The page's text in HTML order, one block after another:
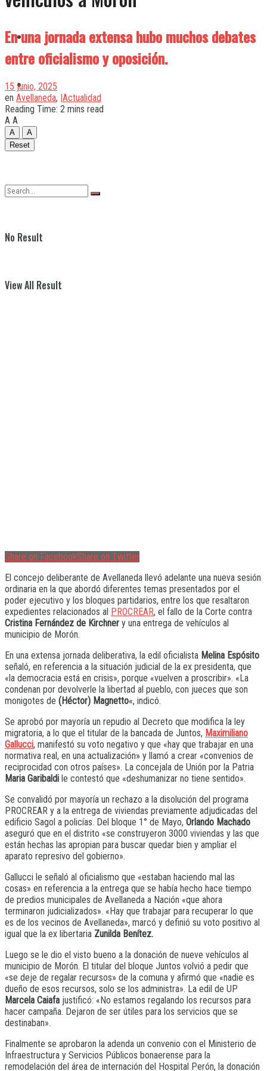
Quilmes
Varela
No Result
View All Result
En una jornada extensa hubo muchos debates
entre oficialismo y oposición.
15 junio, 2025
en Avellaneda, |Actualidad
Reading Time: 2 mins read
A A
A
A
Reset
Share on FacebookShare on Twitter
El concejo deliberante de Avellaneda llevó adelante una nueva sesión
ordinaria en la que abordó diferentes temas presentados por el
poder ejecutivo y los bloques partidarios, entre los que resaltaron
expedientes relacionados al PROCREAR, el fallo de la Corte contra
Cristina Fernández de Kirchner y una entrega de vehículos al
municipio de Morón.
En una extensa jornada deliberativa, la edil oficialista Melina Espósito
señaló, en referencia a la situación judicial de la ex presidenta, que
«la democracia está en crisis», porque «vuelven a proscribir». «La
condenan por devolverle la libertad al pueblo, con jueces que son
monigotes de (Héctor) Magnetto«, indicó.
Se aprobó por mayoría un repudio al Decreto que modifica la ley
migratoria, a lo que el titular de la bancada de Juntos, Maximiliano
Gallucci, manifestó su voto negativo y que «hay que trabajar en una
normativa real, en una actualización» y llamó a crear «convenios de
reciprocidad con otros países». La concejala de Unión por la Patria
Maria Garibaldi le contestó que «deshumanizar no tiene sentido».
Se convalidó por mayoría un rechazo a la disolución del programa
PROCREAR y a la entrega de viviendas previamente adjudicadas del
edificio Sagol a policías. Del bloque 1° de Mayo, Orlando Machado
aseguró que en el distrito «se construyeron 3000 viviendas y las que
están hechas las apropian para buscar quedar bien y ampliar el
aparato represivo del gobierno».
Gallucci le señaló al oficialismo que «estaban haciendo mal las
cosas» en referencia a la entrega que se había hecho hace tiempo
de predios municipales de Avellaneda a Nación «que ahora
terminaron judicializados». «Hay que trabajar para recuperar lo que
es de los vecinos de Avellaneda», marcó y definió su voto positivo al
igual que la ex libertaria Zunilda Benítez.
Luego se le dio el visto bueno a la donación de nueve vehículos al
municipio de Morón. El titular del bloque Juntos volvió a pedir que
«se deje de regalar recursos» de la comuna y afirmó que «nadie es
dueño de esos recursos, solo se los administra». La edil de UP
Marcela Caiafa justificó: «No estamos regalando los recursos para
hacer campaña. Dejaron de ser útiles para los servicios que se
destinaban».
Finalmente se aprobaron la adenda un convenio con el Ministerio de
Infraestructura y Servicios Públicos bonaerense para la
remodelación del área de internación del Hospital Perón, la donación